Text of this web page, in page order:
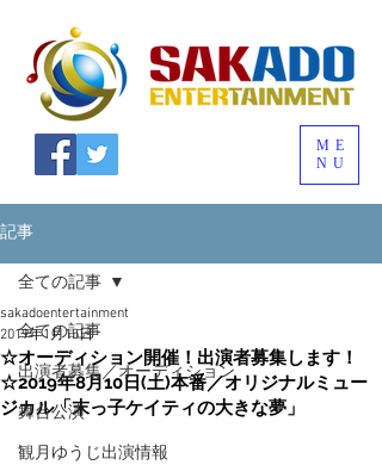
ME
NU
記事
全ての記事
出演者募集／オーディション
舞台公演
観月ゆうじ出演情報
全ての記事
☆オーディション開催！出演者募集します！
☆2019年8月10日(土)本番／オリジナルミュー
ジカル「末っ子ケイティの大きな夢」
sakadoentertainment
2019年1月15日